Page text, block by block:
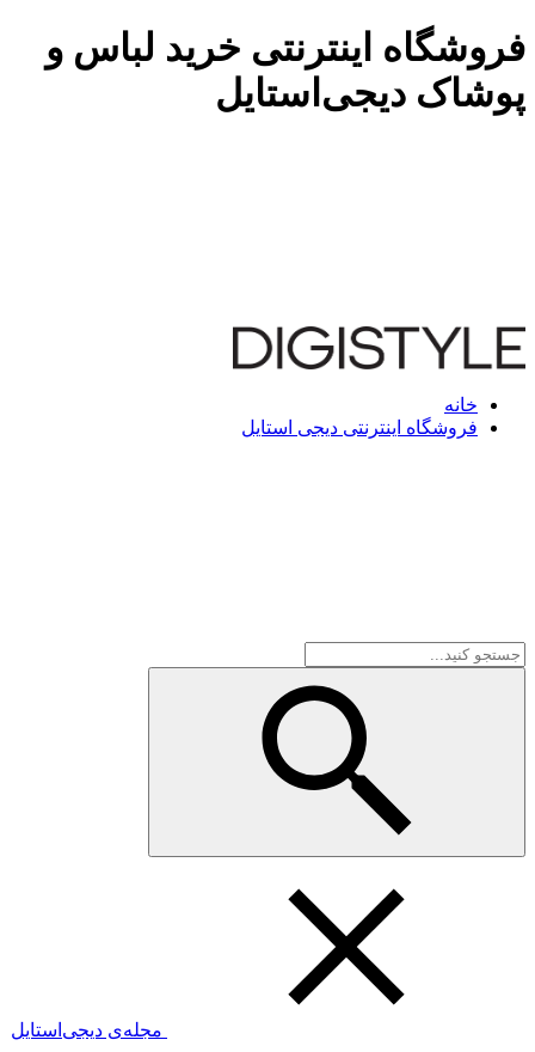
فروشگاه اینترنتی خرید لباس و
پوشاک دیجی‌استایل
خانه
فروشگاه اینترنتی دیجی استایل
مجله‌ی دیجی‌استایل